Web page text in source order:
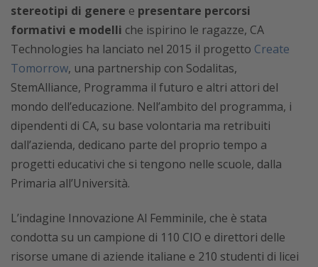
stereotipi di genere e presentare percorsi
formativi e modelli che ispirino le ragazze, CA
Technologies ha lanciato nel 2015 il progetto Create
Tomorrow, una partnership con Sodalitas,
StemAlliance, Programma il futuro e altri attori del
mondo dell’educazione. Nell’ambito del programma, i
dipendenti di CA, su base volontaria ma retribuiti
dall’azienda, dedicano parte del proprio tempo a
progetti educativi che si tengono nelle scuole, dalla
Primaria all’Università.
L’indagine Innovazione Al Femminile, che è stata
condotta su un campione di 110 CIO e direttori delle
risorse umane di aziende italiane e 210 studenti di licei